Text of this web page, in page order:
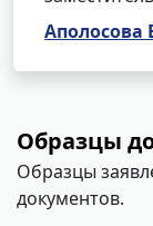
Аполосова
Образцы
Образцы
документов.